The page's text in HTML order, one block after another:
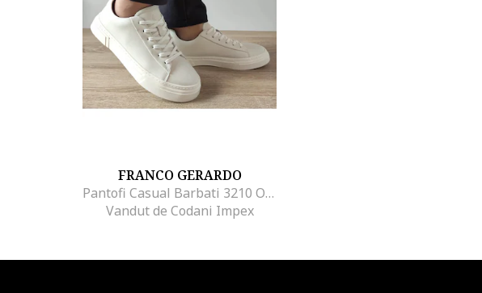
FRANCO GERARDO
Pantofi Casual Barbati 3210 Off White - Off White, Gri
Vandut de Codani Impex